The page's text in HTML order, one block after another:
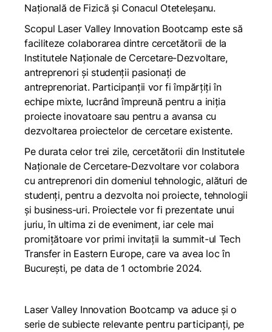
Națională de Fizică și Conacul Oteteleșanu.
Scopul Laser Valley Innovation Bootcamp este să
faciliteze colaborarea dintre cercetătorii de la
Institutele Naționale de Cercetare-Dezvoltare,
antreprenori și studenții pasionați de
antreprenoriat. Participanții vor fi împărțiți în
echipe mixte, lucrând împreună pentru a iniția
proiecte inovatoare sau pentru a avansa cu
dezvoltarea proiectelor de cercetare existente.
Pe durata celor trei zile, cercetătorii din Institutele
Naționale de Cercetare-Dezvoltare vor colabora
cu antreprenori din domeniul tehnologic, alături de
studenți, pentru a dezvolta noi proiecte, tehnologii
și business-uri. Proiectele vor fi prezentate unui
juriu, în ultima zi de eveniment, iar cele mai
promițătoare vor primi invitații la summit-ul Tech
Transfer in Eastern Europe, care va avea loc în
București, pe data de 1 octombrie 2024.
Laser Valley Innovation Bootcamp va aduce și o
serie de subiecte relevante pentru participanți, pe